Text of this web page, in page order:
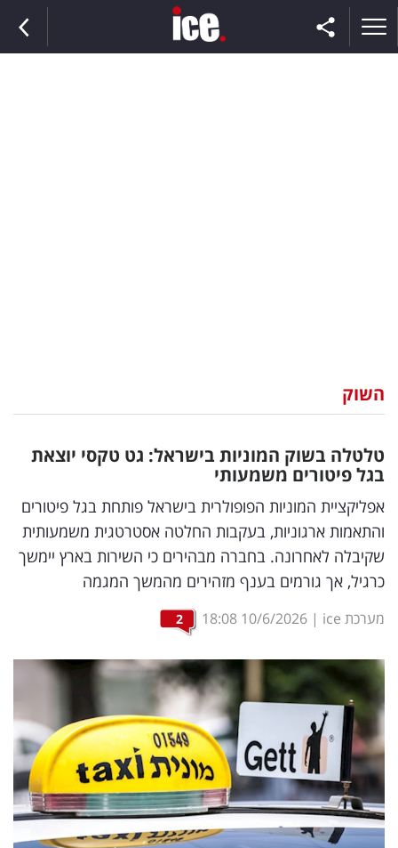
וצרכנות
דיגיטל
וטק
שיווק
ופרסום
משפט
מדדים
ומחקרים
דעות
רכילות
עסקית
קריפטו
השוק
טלטלה בשוק המוניות בישראל: גט טקסי יוצאת
בגל פיטורים משמעותי
אפליקציית המוניות הפופולרית בישראל פותחת בגל פיטורים
והתאמות ארגוניות, בעקבות החלטה אסטרטגית משמעותית
שקיבלה לאחרונה. בחברה מבהירים כי השירות בארץ יימשך
כרגיל, אך גורמים בענף מזהירים מהמשך המגמה
מערכת ice |
10/6/2026
18:08
2